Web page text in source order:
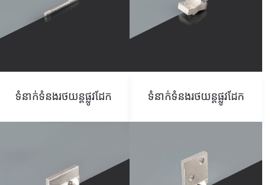
ទំនាក់ទំនងរថយន្តផ្លូវដែក ទំនាក់ទំនងរថយន្តផ្លូវដែក